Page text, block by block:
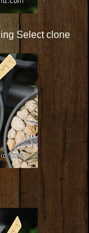
Select clone